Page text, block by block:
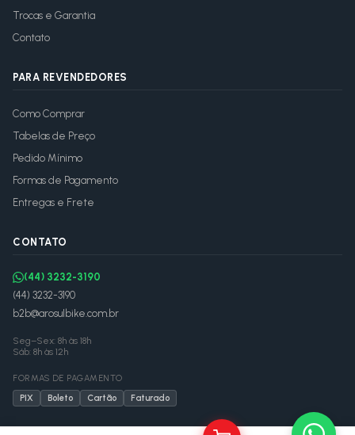
Trocas e Garantia
Contato
PARA REVENDEDORES
Como Comprar
Tabelas de Preço
Pedido Mínimo
Formas de Pagamento
Entregas e Frete
CONTATO
(44) 3232-3190
(44) 3232-3190
b2b@arosulbike.com.br
Seg–Sex: 8h às 18h
Sáb: 8h às 12h
FORMAS DE PAGAMENTO
PIX
Boleto Cartão Faturado